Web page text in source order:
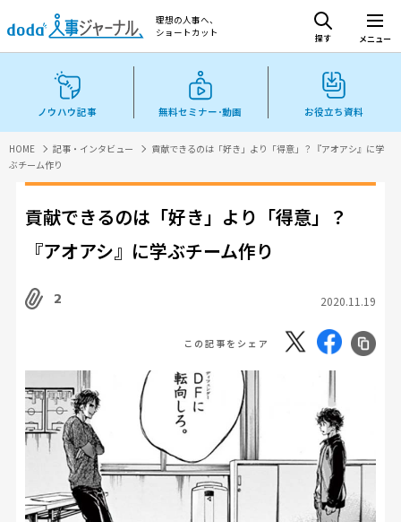
理想の人事へ、
ショートカット
探す メニュー
ノウハウ記事 無料セミナー･動画 お役立ち資料
HOME 記事・インタビュー
貢献できるのは「好き」より「得意」？『アオアシ』に学
ぶチーム作り
貢献できるのは「好き」より「得意」？
『アオアシ』に学ぶチーム作り
2 2020.11.19
この記事をシェア